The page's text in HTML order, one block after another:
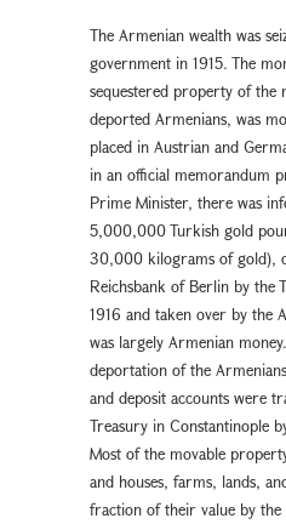
The Armenian wealth was
government in 1915. The
sequestered property of
deported Armenians, was
placed in Austrian and
in an official memorandum
Prime Minister, there was
5,000,000 Turkish gold
30,000 kilograms of gold),
Reichsbank of Berlin by the
1916 and taken over by the
was largely Armenian
deportation of the
and deposit accounts were
Treasury in Constantinople
Most of the movable
and houses, farms, lands,
fraction of their value by the